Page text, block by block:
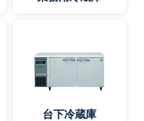
台下冷蔵庫